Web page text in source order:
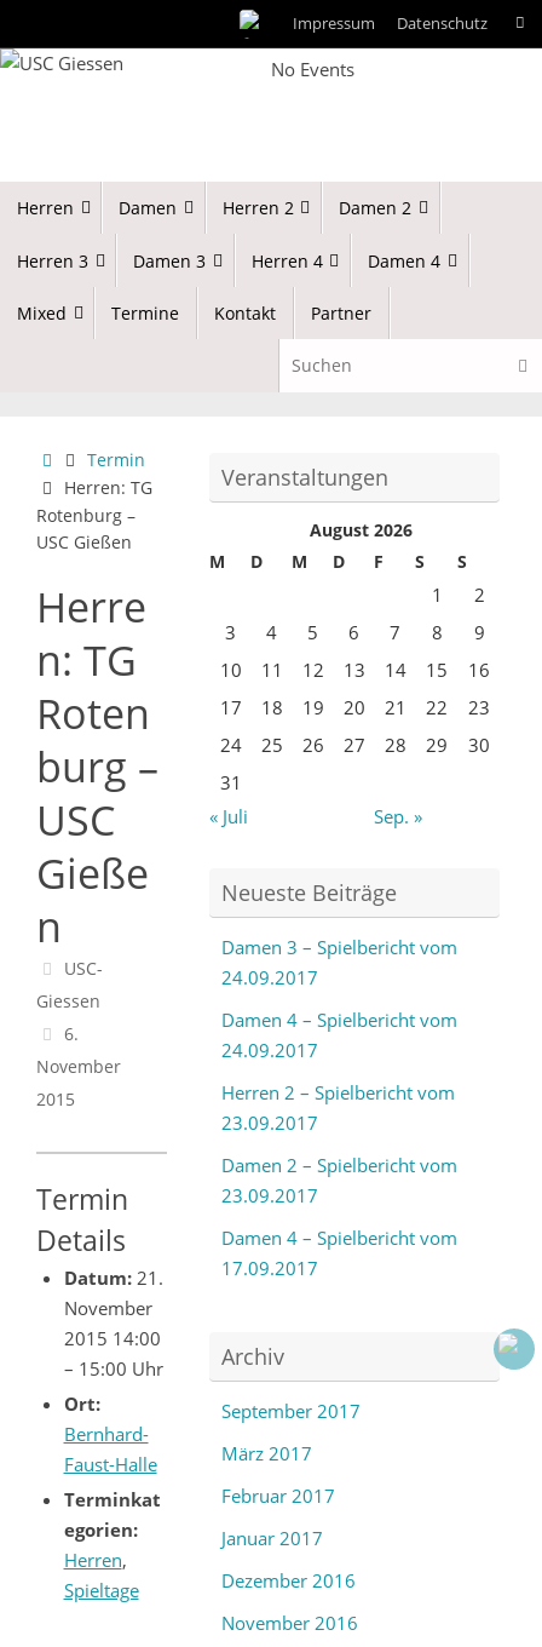
Inhalt
springen
Impressum Datenschutz
No Events
InhaltHerren Damen Herren 2 Damen 2
Herren 3 Damen 3 Herren 4 Damen 4
Mixed Termine Kontakt Partner
StartTermin
Herren: TG
Rotenburg –
USC Gießen
Herre
n: TG
Roten
burg –
USC
Gieße
n
USC-
Giessen
6.
November
2015
Termin
Details
Datum: 21.
November
2015 14:00
– 15:00 Uhr
Ort:
Bernhard-
Faust-Halle
Terminkat
egorien:
Herren,
Spieltage
Veranstaltungen
August 2026
M
D M D F S S
1
2
3
4 5 6 7 8
9
10
11 12 13 14 15
16
17
18 19 20 21 22
23
24
25 26 27 28 29
30
31
« Juli
Sep. »
Neueste Beiträge
Damen 3 – Spielbericht vom
24.09.2017
Damen 4 – Spielbericht vom
24.09.2017
Herren 2 – Spielbericht vom
23.09.2017
Damen 2 – Spielbericht vom
23.09.2017
Damen 4 – Spielbericht vom
17.09.2017
Archiv
September 2017
März 2017
Februar 2017
Januar 2017
Dezember 2016
November 2016